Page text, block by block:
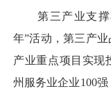
第三产业支撑
年”活动，第三产
产业重点项目实现
州服务业企业100